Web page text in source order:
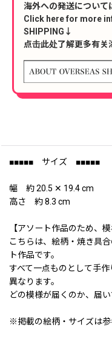
海外への発送につい
Click here for more
SHIPPING↓
点击此处了解更多有
■■■■■ サイズ ■■■■■
幅 約 20.5 ✕ 19.4
高さ 約 8.3 cm
【アソート作品のため、
こちらは、絵柄・焼き具
ト作品です。
すべて一点ものとして手
異なります。
どの模様が届くのか、届
※掲載の絵柄・サイズは参